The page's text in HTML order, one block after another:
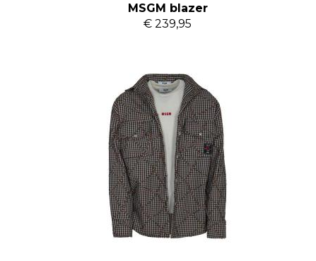
MSGM blazer
€ 239,95